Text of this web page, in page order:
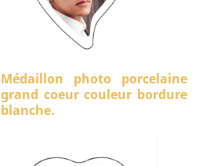
Médaillon photo porcelaine
grand coeur couleur bordure
blanche.